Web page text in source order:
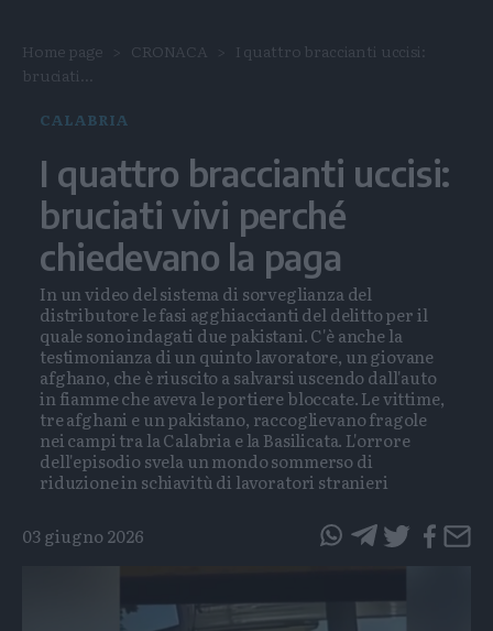
Home page CRONACA
I quattro braccianti uccisi:
bruciati...
CALABRIA
I quattro braccianti uccisi:
bruciati vivi perché
chiedevano la paga
In un video del sistema di sorveglianza del
distributore le fasi agghiaccianti del delitto per il
quale sono indagati due pakistani. C'è anche la
testimonianza di un quinto lavoratore, un giovane
afghano, che è riuscito a salvarsi uscendo dall'auto
in fiamme che aveva le portiere bloccate. Le vittime,
tre afghani e un pakistano, raccoglievano fragole
nei campi tra la Calabria e la Basilicata. L'orrore
dell'episodio svela un mondo sommerso di
riduzione in schiavitù di lavoratori stranieri
03 giugno 2026
su
su